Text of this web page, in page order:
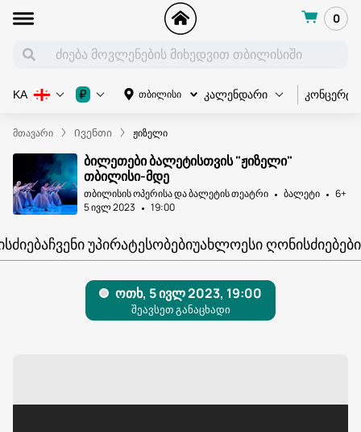
0
თბილისი კალენდარი კონცერტი
KA ₽
მთავარი Ივენთი ჟიზელი
ბილეთები ბალეტისთვის "ჟიზელი"
თბილისი-მდე
თბილისის ოპერისა და ბალეტის თეატრი ბალეტი
6+
5 ივლ 2023
19:00
ᲩᲕᲔᲜᲘ ᲣᲞᲘᲠᲐᲢᲔᲡᲝᲑᲔᲑᲘᲣᲐᲮᲚᲝᲔᲡᲘ ᲦᲝᲜᲘᲡᲫᲘᲔᲑᲔᲑᲘ